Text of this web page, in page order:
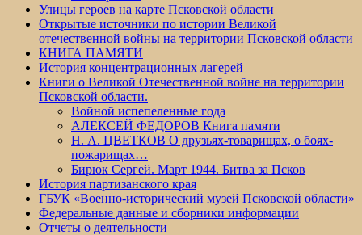
Улицы героев на карте Псковской области
Открытые источники по истории Великой
отечественной войны на территории Псковской области
КНИГА ПАМЯТИ
История концентрационных лагерей
Книги о Великой Отечественной войне на территории
Псковской области.
Войной испепеленные года
АЛЕКСЕЙ ФЕДОРОВ Книга памяти
Н. А. ЦВЕТКОВ О друзьях-товарищах, о боях-
пожарищах…
Бирюк Сергей. Март 1944. Битва за Псков
История партизанского края
ГБУК «Военно-исторический музей Псковской области»
Федеральные данные и сборники информации
Отчеты о деятельности